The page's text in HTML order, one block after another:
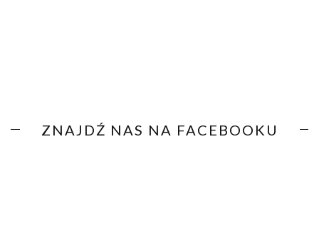
ZNAJDŹ NAS NA FACEBOOKU